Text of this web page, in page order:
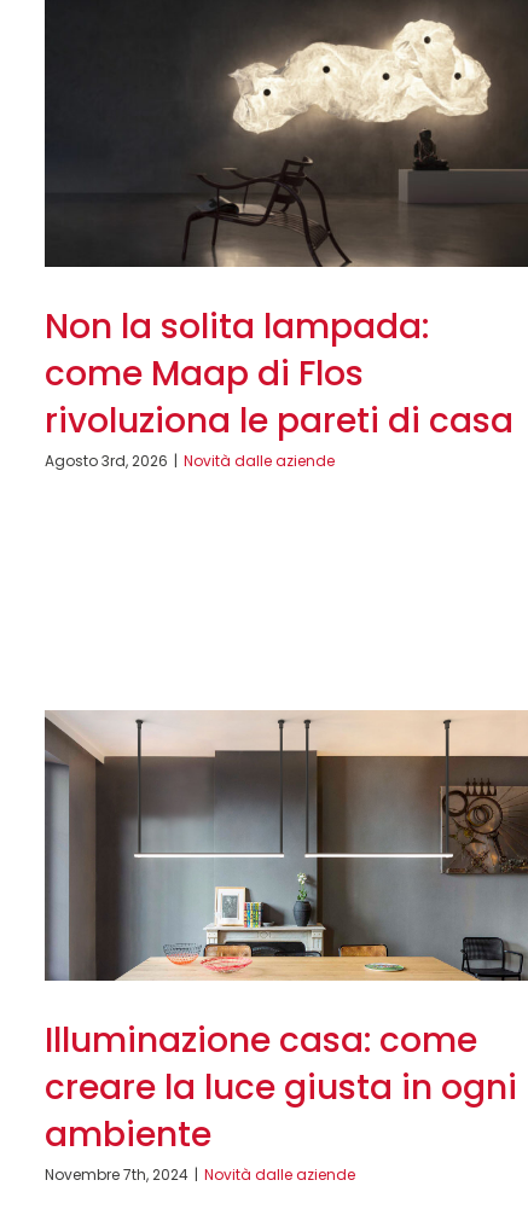
Non la solita lampada:
come Maap di Flos
rivoluziona le pareti di casa
Agosto 3rd, 2026 | Novità dalle aziende
Illuminazione casa: come
creare la luce giusta in ogni
ambiente
Novembre 7th, 2024 | Novità dalle aziende